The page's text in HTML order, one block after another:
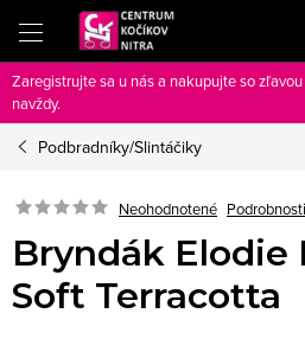
obsah
Zaregistrujte sa u nás a nakupujte so
navždy.
Podbradníky/Slintáčiky
Neohodnotené
Bryndák Elodie
Soft Terracotta